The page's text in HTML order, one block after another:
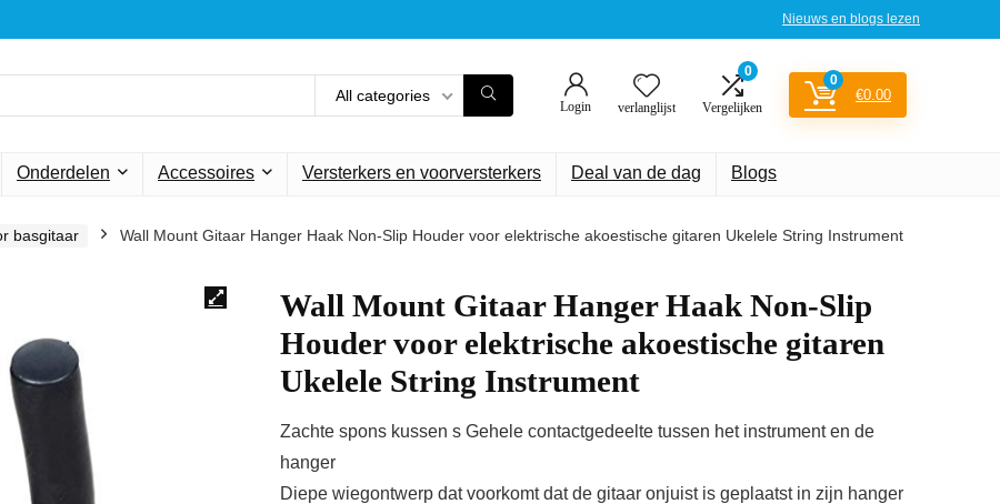
Nieuws en blogs lezen
All categories
Login verlanglijst
0
Vergelijken
0
€0.00
Onderdelen Accessoires Versterkers en voorversterkers Deal van de dag Blogs
basgitaar Wall Mount Gitaar Hanger Haak Non-Slip Houder voor elektrische akoestische gitaren Ukelele String Instrument
Wall Mount Gitaar Hanger Haak Non-Slip
Houder voor elektrische akoestische gitaren
Ukelele String Instrument
Zachte spons kussen s Gehele contactgedeelte tussen het instrument en de
hanger
Diepe wiegontwerp dat voorkomt dat de gitaar onjuist is geplaatst in zijn hanger